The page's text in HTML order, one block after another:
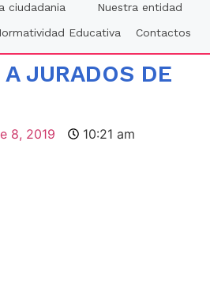
ciudadania
Nuestra entidad
Educativa Contactos
JURADOS DE
8, 2019 10:21 am